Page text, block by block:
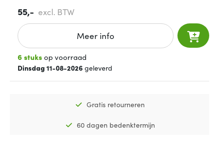
55,- excl. BTW
Meer info
6 stuksop voorraad
Dinsdag 11-08-2026 geleverd
Gratis retourneren
60 dagen bedenktermijn